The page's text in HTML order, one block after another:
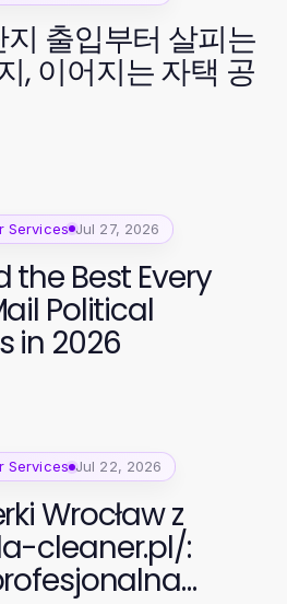
출입부터 살피는
, 이어지는 자택 공
Services Jul 27, 2026
the Best Every
Political
in 2026
Services Jul 22, 2026
Wrocław z
cleaner.pl/: